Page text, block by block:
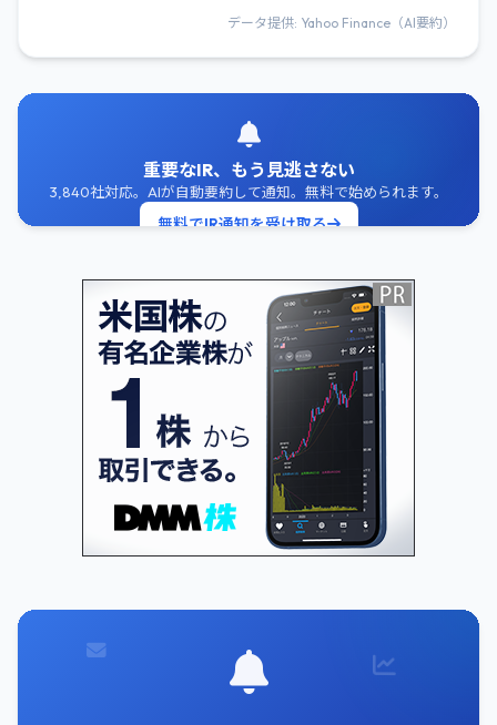
データ提供: Yahoo Finance（AI要約）
重要なIR、もう見逃さない
3,840社対応。AIが自動要約して通知。無料で始められます。
無料でIR通知を受け取る